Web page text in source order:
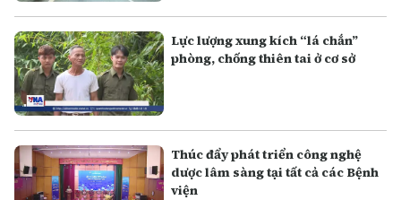
Lực lượng xung kích “lá chắn”
phòng, chống thiên tai ở cơ sở
Thúc đẩy phát triển công nghệ
dược lâm sàng tại tất cả các Bệnh
viện